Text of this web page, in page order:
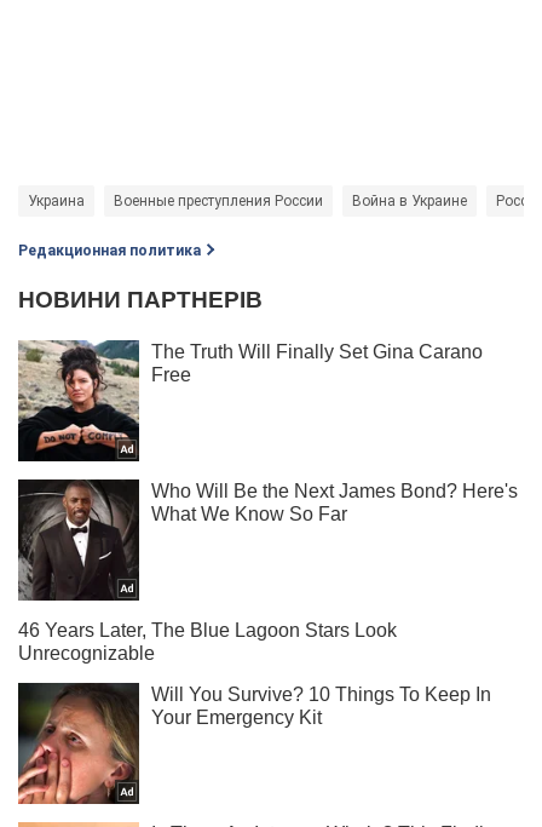
Украина Военные преступления России Война в Украине
Редакционная политика